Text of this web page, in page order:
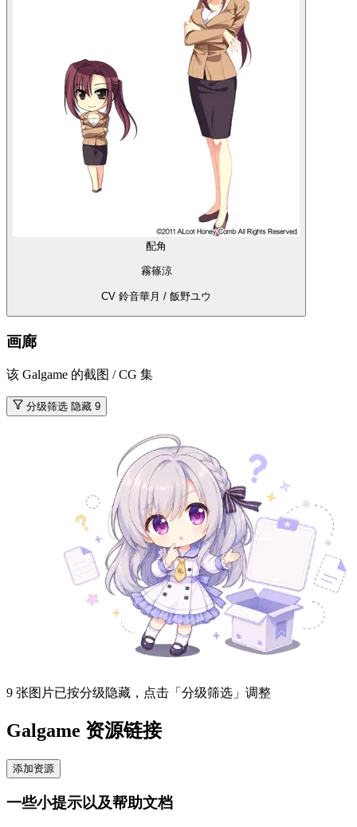
配角
霧篠涼
CV 鈴音華月 / 飯野ユウ
画廊
该 Galgame 的截图 / CG 集
分级筛选 隐藏 9
9 张图片已按分级隐藏，点击「分级筛选」调整
Galgame 资源链接
添加资源
一些小提示以及帮助文档